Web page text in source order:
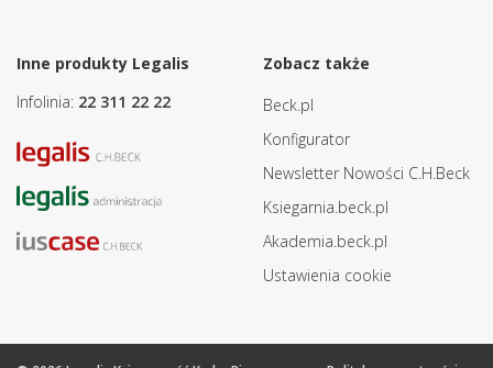
Inne produkty Legalis
Infolinia: 22 311 22 22
Zobacz także
Beck.pl
Konfigurator
Newsletter Nowości C.H.Beck
Ksiegarnia.beck.pl
Akademia.beck.pl
Ustawienia cookie